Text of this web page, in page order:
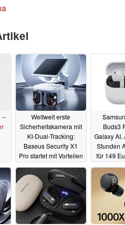
–
Weltweit erste
Sicherheitskamera mit
KI-Dual-Tracking:
Baseus Security X1
Pro startet mit Vorteilen
15.09.2025
Buds3
Galaxy AI,
Stunden
für 149